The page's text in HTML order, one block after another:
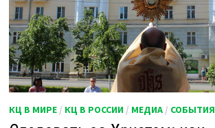
КЦ В МИРЕ / КЦ В РОССИИ / МЕДИА / СОБЫТИЯ